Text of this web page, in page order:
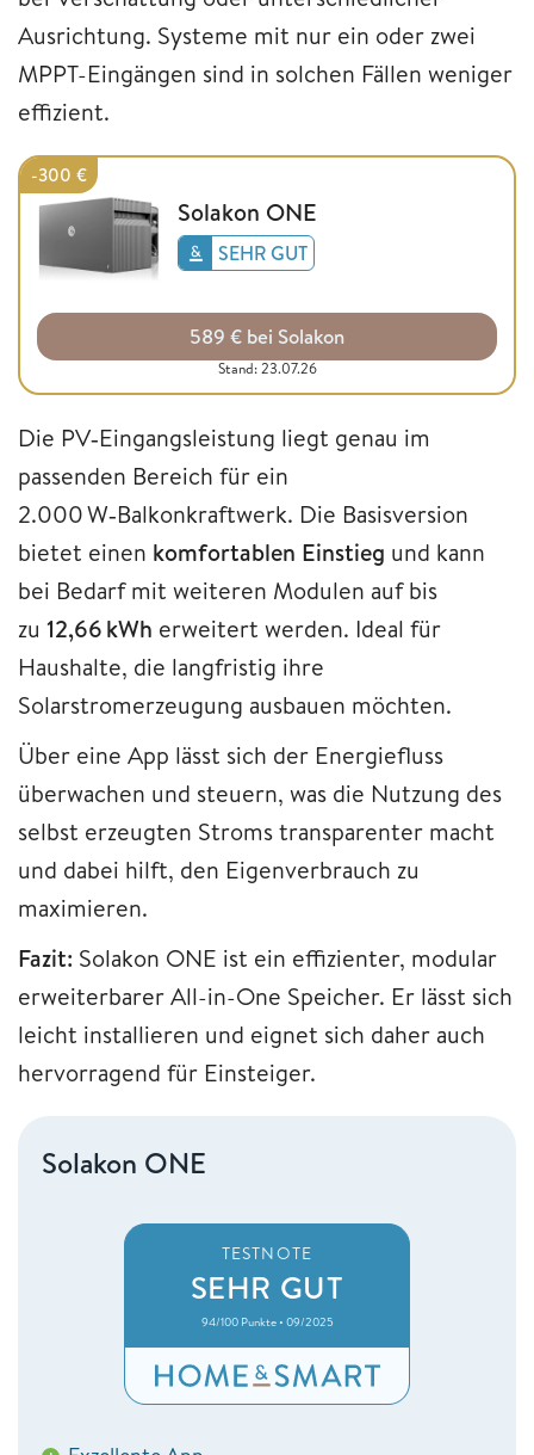
Ausrichtung. Systeme mit nur ein oder zwei
MPPT-Eingängen sind in solchen Fällen weniger
effizient.
-300 €
Solakon ONE
SEHR GUT
589 € bei Solakon
Stand: 23.07.26
Die PV‑Eingangsleistung liegt genau im
passenden Bereich für ein
2.000 W‑Balkonkraftwerk. Die Basisversion
bietet einen komfortablen Einstieg und kann
bei Bedarf mit weiteren Modulen auf bis
zu 12,66 kWh erweitert werden. Ideal für
Haushalte, die langfristig ihre
Solarstromerzeugung ausbauen möchten.
Über eine App lässt sich der Energiefluss
überwachen und steuern, was die Nutzung des
selbst erzeugten Stroms transparenter macht
und dabei hilft, den Eigenverbrauch zu
maximieren.
Fazit: Solakon ONE ist ein effizienter, modular
erweiterbarer All-in-One Speicher. Er lässt sich
leicht installieren und eignet sich daher auch
hervorragend für Einsteiger.
Solakon ONE
TESTNOTE
SEHR GUT
94/100 Punkte • 09/2025